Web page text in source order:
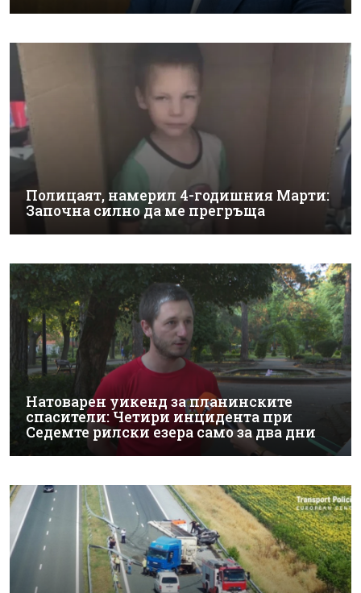
Полицаят, намерил 4-годишния Марти:
Започна силно да ме прегръща
Натоварен уикенд за планинските
спасители: Четири инцидента при
Седемте рилски езера само за два дни